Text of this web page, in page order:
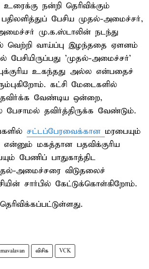
நன்றி தெரிவிக்கும்
பேசிய முதல்-அமைச்சர்,
மு.க.ஸ்டாலின் நடந்து
வெற்றி வாய்ப்பு இழந்ததை ஏளனம்
பேசியிருப்பது 'முதல்-அமைச்சர்'
உகந்தது அல்ல என்பதைச்
கட்சி மேடைகளில்
தவிர்க்க வேண்டிய ஒன்றை,
பேசாமல் தவிர்த்திருக்க வேண்டும்.
சட்டப்பேரவைக்கான மரபையும்
மகத்தான பதவிக்குரிய
பேணிப் பாதுகாத்திட
அமைச்சரை விடுதலைச்
சார்பில் கேட்டுக்கொள்கிறோம்.
விசிக VCK